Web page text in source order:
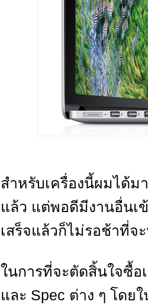
สำหรับเครื่องนี้ผมได้
แล้ว แต่พอดีมีงานอื่นเ
เสร็จแล้วก็ไม่รอช้าที่จ
ในการที่จะตัดสิ้นใจซื้อ
และ Spec ต่าง ๆ โดย